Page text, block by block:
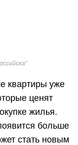
квартиры уже
ценят
жилья.
больше
стать новым